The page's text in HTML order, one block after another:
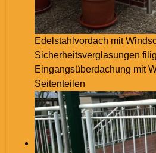
Edelstahlvordach mit
Sicherheitsverglasungen
Eingangsüberdachung mit
Seitenteilen